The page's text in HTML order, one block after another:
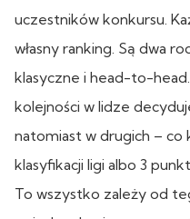
uczestników konkursu.
własny ranking. Są dwa
klasyczne i head-to-
kolejności w lidze
natomiast w drugich –
klasyfikacji ligi albo 3
To wszystko zależy od